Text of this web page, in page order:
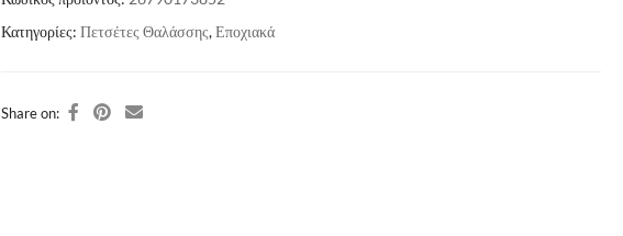
Κατηγορίες: Πετσέτες Θαλάσσης,Εποχιακά
Share on: